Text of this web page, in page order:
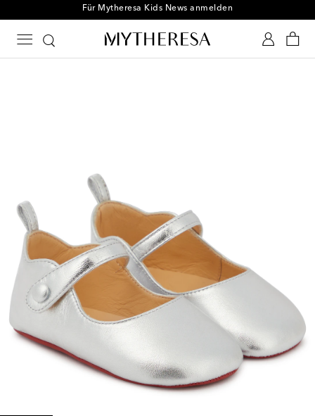
Für Mytheresa Kids News anmelden